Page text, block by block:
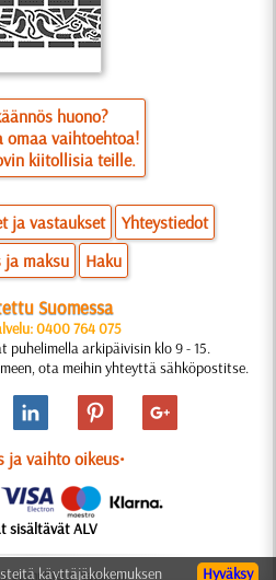
huono?
omaa vaihtoehtoa!
kiitollisia teille.
ja vastaukset
Yhteystiedot
ja maksu
Haku
Suomessa
0400 764 075
arkipäivisin klo 9 - 15.
ota meihin yhteyttä sähköpostitse.
ja vaihto oikeus•
sisältävät ALV
Suunnittelu: Natali M. Hyväksy
käyttäjäkokemuksen